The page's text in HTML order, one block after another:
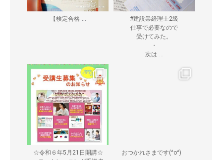
【検定合格 ...
#建設業経理士2級
仕事で必要なので
受けてみた。
・
次は ...
☆令和６年5月21日開講☆
おつかれさまです(^o^)ゞ